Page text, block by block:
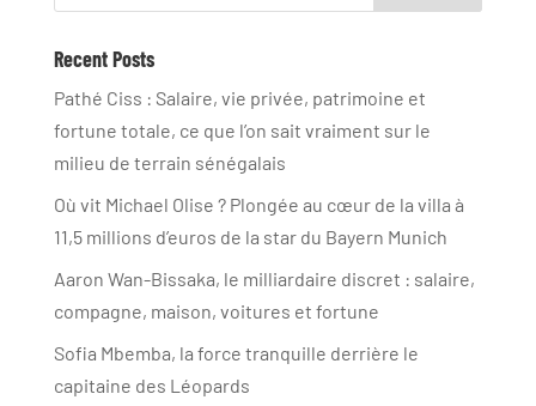
Recent Posts
Pathé Ciss : Salaire, vie privée, patrimoine et
fortune totale, ce que l’on sait vraiment sur le
milieu de terrain sénégalais
Où vit Michael Olise ? Plongée au cœur de la villa à
11,5 millions d’euros de la star du Bayern Munich
Aaron Wan-Bissaka, le milliardaire discret : salaire,
compagne, maison, voitures et fortune
Sofia Mbemba, la force tranquille derrière le
capitaine des Léopards